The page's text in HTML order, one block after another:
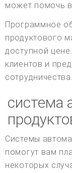
может помочь
Программное
продуктового
доступной
клиентов и
сотрудничества.
система
Системы
помогут вам
некоторых